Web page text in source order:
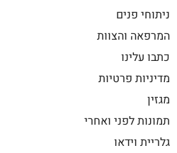
ניתוחי פנים
המרפאה והצוות
כתבו עלינו
מדיניות פרטיות
מגזין
תמונות לפני ואחרי
גלריית וידאו